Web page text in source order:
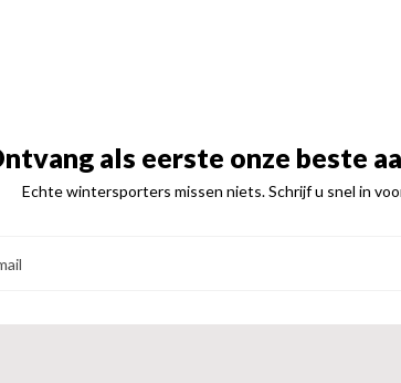
als eerste onze beste
Echte wintersporters missen niets. Schrijf u snel in